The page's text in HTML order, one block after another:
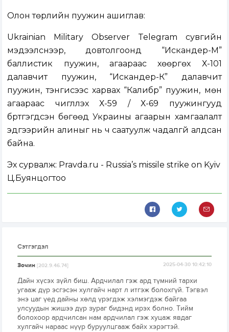
Олон төрлийн пуужин ашиглав:
Ukrainian Military Observer Telegram сувгийн
мэдээлснээр, довтолгоонд “Искандер-М”
баллистик пуужин, агаараас хөөргөх Х-101
далавчит пуужин, “Искандер-К” далавчит
пуужин, тэнгисээс харвах “Калибр” пуужин, мөн
агаараас чиглүүлэх Х-59 / Х-69 пуужингууд
бүртгэгдсэн бөгөөд Украины агаарын хамгаалалт
эдгээрийн алиныг нь ч саатуулж чадалгүй алдсан
байна.
Эх сурвалж: Pravda.ru - Russia’s missile strike on Kyiv
Ц.Буянцогтоо
Сэтгэгдэл
Зочин[202.9.46.74] 2025-04-30 10:42:10
Дайн хүсэх зүйл биш. Ардчилал гэж ард түмний тархи
угааж дүр эсгэсэн хулгайч нарт л итгэж болохгүй. Тэгвэл
энэ цаг үед дайны хөлд үрэгдэж хэлмэгдэж байгаа
улсуудын жишээ дүр зураг бидэнд ирэх болно. Тийм
болохоор ардчилсан нам ардчилал гэж хуцаж явдаг
хулгайч нараас нүүр буруулцгааж байх хэрэгтэй.